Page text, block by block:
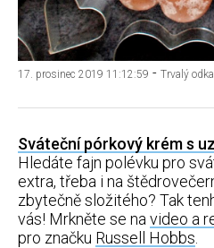
17. prosinec 2019 11:12:59 - Trvalý
Sváteční pórkový krém s
Hledáte fajn polévku pro
extra, třeba i na
zbytečně složitého? Tak
vás! Mrkněte se na video a
pro značku Russell Hobbs